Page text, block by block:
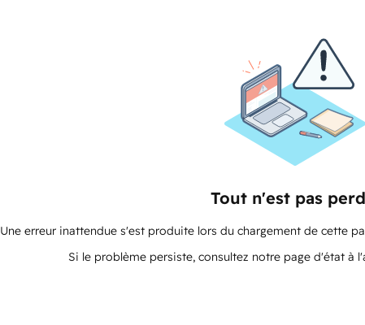
Tout n'est pas
Une erreur inattendue s'est produite lors du chargement de cette
Si le problème persiste, consultez notre page d'état à